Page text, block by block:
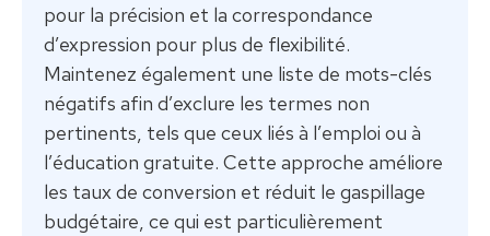
pour la précision et la correspondance
d’expression pour plus de flexibilité.
Maintenez également une liste de mots-clés
négatifs afin d’exclure les termes non
pertinents, tels que ceux liés à l’emploi ou à
l’éducation gratuite. Cette approche améliore
les taux de conversion et réduit le gaspillage
budgétaire, ce qui est particulièrement